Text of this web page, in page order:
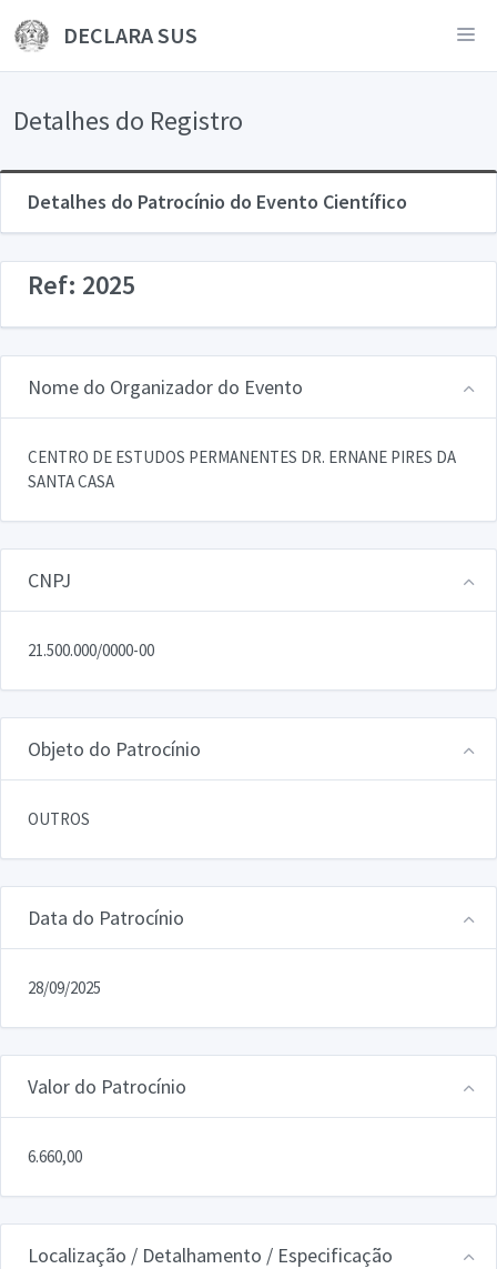
DECLARA SUS
Detalhes do Registro
Detalhes do Patrocínio do Evento Científico
Ref: 2025
Nome do Organizador do Evento
CENTRO DE ESTUDOS PERMANENTES DR. ERNANE PIRES DA
SANTA CASA
CNPJ
21.500.000/0000-00
Objeto do Patrocínio
OUTROS
Data do Patrocínio
28/09/2025
Valor do Patrocínio
6.660,00
Localização / Detalhamento / Especificação